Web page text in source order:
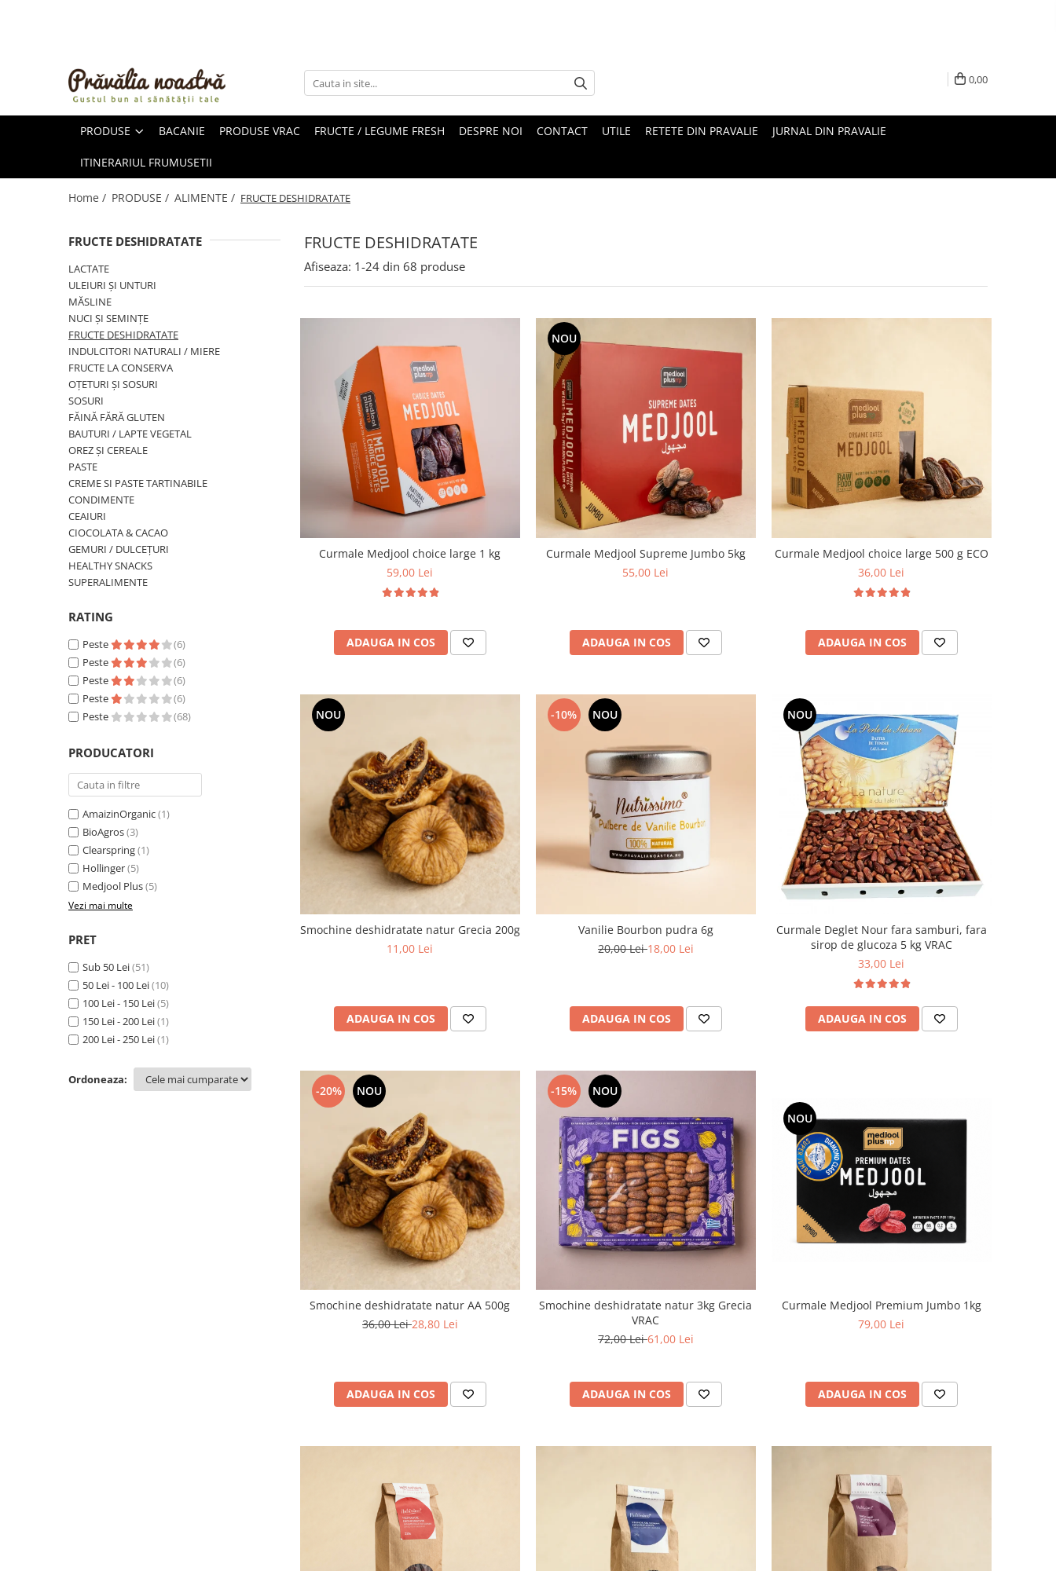
ULEIURI ȘI UNTURI
FRUCTE DESHIDRATATE
FRUCTE LA CONSERVĂ
FĂINĂ FĂRĂ GLUTEN
BĂUTURI / LAPTE VEGETAL
OREZ ȘI CEREALE
CREME ȘI PASTE TARTINABILE
CONDIMENTE
CEAIURI GRECEȘTI
CIOCOLATĂ ȘI CACAO
HEALTHY SNACKS
SUPERALIMENTE
PRODUSE ECO / ORGANICE
PRODUSE ROMÂNEȘTI
REMEDII NATURISTE
TOATE PRODUSELE
0,00
PRODUSE BACANIE PRODUSE VRAC FRUCTE / LEGUME FRESH DESPRE NOI CONTACT UTILE RETETE DIN PRAVALIE JURNAL DIN PRAVALIE
ITINERARIUL FRUMUSETII
Home / PRODUSE / ALIMENTE / FRUCTE DESHIDRATATE
FRUCTE DESHIDRATATE
FRUCTE DESHIDRATATE
LACTATE
ULEIURI ȘI UNTURI
MĂSLINE
NUCI ȘI SEMINȚE
FRUCTE DESHIDRATATE
INDULCITORI NATURALI / MIERE
FRUCTE LA CONSERVA
OȚETURI ȘI SOSURI
SOSURI
FĂINĂ FĂRĂ GLUTEN
BAUTURI / LAPTE VEGETAL
OREZ ȘI CEREALE
PASTE
CREME SI PASTE TARTINABILE
CONDIMENTE
CEAIURI
CIOCOLATA & CACAO
GEMURI / DULCEȚURI
HEALTHY SNACKS
SUPERALIMENTE
RATING
Peste
(6)
Peste
(6)
Peste
(6)
Peste
(6)
Peste
(68)
PRODUCATORI
AmaizinOrganic(1)
BioAgros(3)
Clearspring(1)
Hollinger(5)
Medjool Plus(5)
Vezi mai multe
PRET
Sub 50 Lei(51)
50 Lei - 100 Lei(10)
100 Lei - 150 Lei(5)
150 Lei - 200 Lei(1)
200 Lei - 250 Lei(1)
Ordoneaza:
Afiseaza: 1-24 din 68 produse
Curmale Medjool choice large 1 kg
59,00 Lei
ADAUGA IN COS
NOU
Curmale Medjool Supreme Jumbo 5kg
55,00 Lei
ADAUGA IN COS
Curmale Medjool choice large 500 g ECO
36,00 Lei
ADAUGA IN COS
NOU
Smochine deshidratate natur Grecia 200g
11,00 Lei
ADAUGA IN COS
-10% NOU
Vanilie Bourbon pudra 6g
20,00 Lei18,00 Lei
ADAUGA IN COS
NOU
Curmale Deglet Nour fara samburi, fara
sirop de glucoza 5 kg VRAC
33,00 Lei
ADAUGA IN COS
-20% NOU
Smochine deshidratate natur AA 500g
36,00 Lei28,80 Lei
ADAUGA IN COS
-15% NOU
Smochine deshidratate natur 3kg Grecia
VRAC
72,00 Lei61,00 Lei
ADAUGA IN COS
NOU
Curmale Medjool Premium Jumbo 1kg
79,00 Lei
ADAUGA IN COS